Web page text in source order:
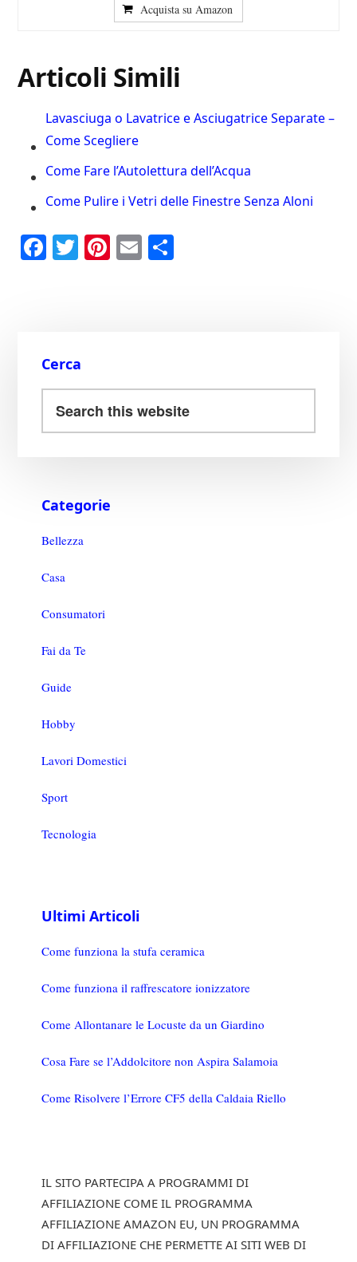
Acquista su Amazon
Articoli Simili
Lavasciuga o Lavatrice e Asciugatrice Separate –
Come Scegliere
Come Fare l’Autolettura dell’Acqua
Come Pulire i Vetri delle Finestre Senza Aloni
Fa T Pi E
Cerca
Categorie
Bellezza
Casa
Consumatori
Fai da Te
Guide
Hobby
Lavori Domestici
Sport
Tecnologia
Ultimi Articoli
Come funziona la stufa ceramica
Come funziona il raffrescatore ionizzatore
Come Allontanare le Locuste da un Giardino
Cosa Fare se l’Addolcitore non Aspira Salamoia
Come Risolvere l’Errore CF5 della Caldaia Riello
IL SITO PARTECIPA A PROGRAMMI DI
AFFILIAZIONE COME IL PROGRAMMA
AFFILIAZIONE AMAZON EU, UN PROGRAMMA
DI AFFILIAZIONE CHE PERMETTE AI SITI WEB DI